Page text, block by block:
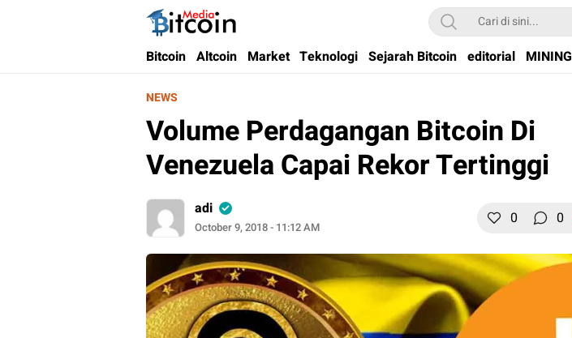
Bitcoin Media Indonesia
Media Bitcoin dan Cryptocurrency, dan Blockchain di Indonesia
Bitcoin Altcoin Market Teknologi Sejarah Bitcoin editorial MINING
NEWS
Volume Perdagangan Bitcoin Di
Venezuela Capai Rekor Tertinggi
adi
October 9, 2018 - 11:12 AM 0 0